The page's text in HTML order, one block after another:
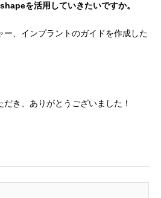
を活用していきたいですか。
ー、インプラントのガイドを作成した
き、ありがとうございました！